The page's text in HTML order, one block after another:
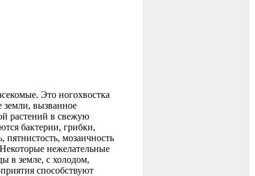
Это ногохвостка
земли, вызванное
растений в свежую
бактерии, грибки,
мозаичность
нежелательные
в земле, с холодом,
способствуют